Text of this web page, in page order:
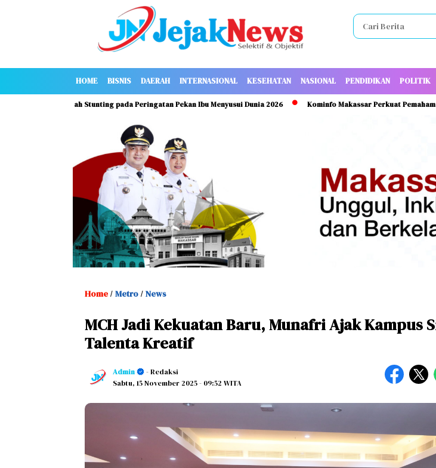
HOME BISNIS DAERAH INTERNASIONAL KESEHATAN NASIONAL PENDIDIKAN POLITIK
Cegah Stunting pada Peringatan Pekan Ibu Menyusui Dunia 2026 Kominfo Makassar Perkuat Pemahaman
Home / Metro / News
MCH Jadi Kekuatan Baru, Munafri Ajak Kampus
Talenta Kreatif
Admin
- Redaksi
Sabtu, 15 November 2025- 09:52 WITA